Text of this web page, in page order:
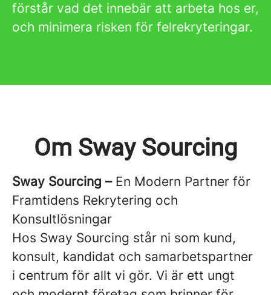
förstår vad det innebär att arbeta hos er,
och minimera risken för felrekryteringar.
Om Sway Sourcing
Sway Sourcing – En Modern Partner för
Framtidens Rekrytering och
Konsultlösningar
Hos Sway Sourcing står ni som kund,
konsult, kandidat och samarbetspartner
i centrum för allt vi gör. Vi är ett ungt